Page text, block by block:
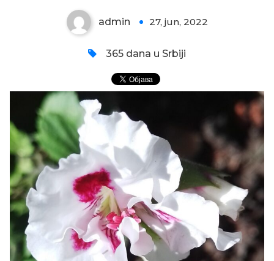
admin 27, jun, 2022
365 dana u Srbiji